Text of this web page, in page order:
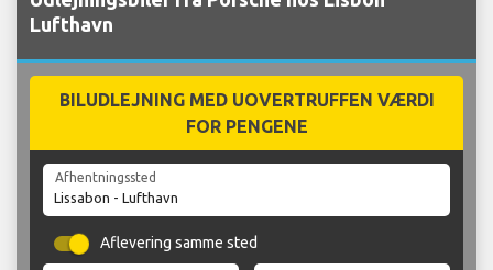
Lufthavn
BILUDLEJNING MED UOVERTRUFFEN VÆRDI
FOR PENGENE
Afhentningssted
Aflevering samme sted